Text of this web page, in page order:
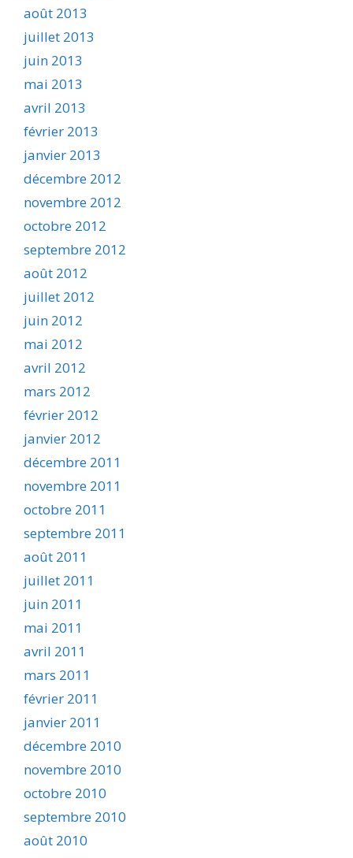
août 2013
juillet 2013
juin 2013
mai 2013
avril 2013
février 2013
janvier 2013
décembre 2012
novembre 2012
octobre 2012
septembre 2012
août 2012
juillet 2012
juin 2012
mai 2012
avril 2012
mars 2012
février 2012
janvier 2012
décembre 2011
novembre 2011
octobre 2011
septembre 2011
août 2011
juillet 2011
juin 2011
mai 2011
avril 2011
mars 2011
février 2011
janvier 2011
décembre 2010
novembre 2010
octobre 2010
septembre 2010
août 2010